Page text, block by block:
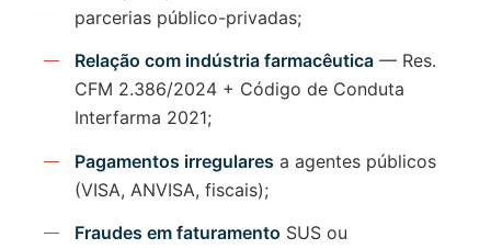
parcerias público-privadas;
Relação com indústria farmacêutica — Res.
CFM 2.386/2024 + Código de Conduta
Interfarma 2021;
Pagamentos irregulares a agentes públicos
(VISA, ANVISA, fiscais);
Fraudes em faturamento SUS ou